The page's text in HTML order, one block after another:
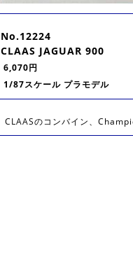
No.12224
CLAAS JAGUAR 900
6,070円
1/87スケール プラモデル
CLAASのコンバイン、